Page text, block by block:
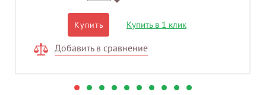
Купить Купить в 1 клик
Добавить в сравнение